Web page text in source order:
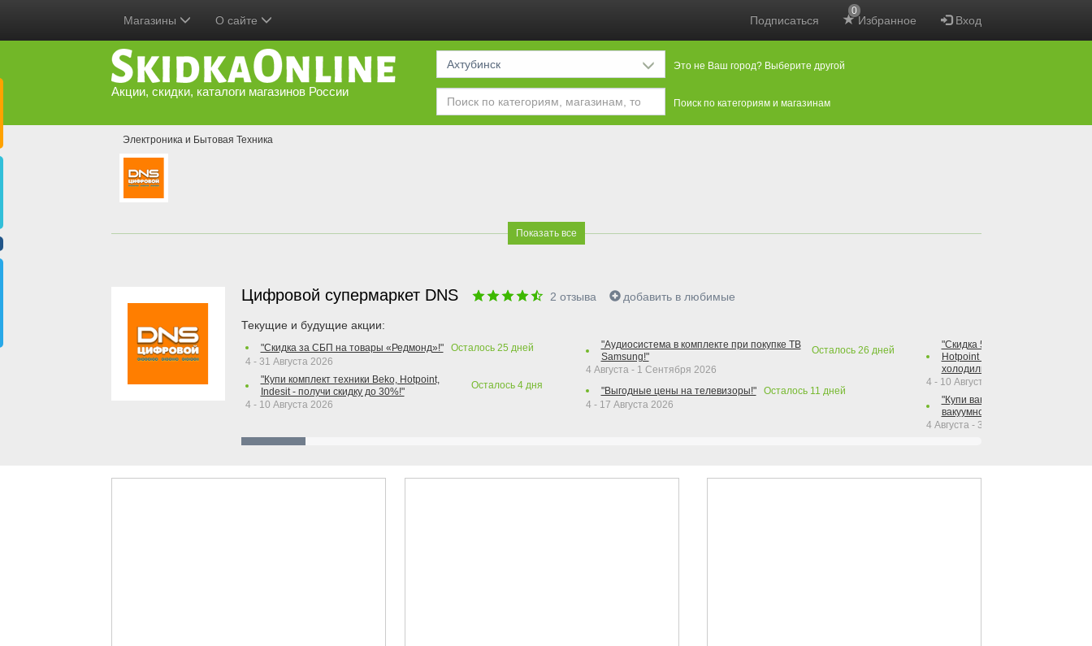
Подписаться Избранное
0
Вход
Магазины О сайте
Акции, скидки, каталоги магазинов России
Ахтубинск Это не Ваш город? Выберите другой
Поиск по категориям и магазинам
Электроника и Бытовая Техника
Показать все
Цифровой супермаркет DNS 2 отзыва добавить в любимые
Текущие и будущие акции:
"Скидка за СБП на товары «Редмонд»!" Осталось 25 дней
4 - 31 Августа 2026
"Купи комплект техники Beko, Hotpoint,
Indesit - получи скидку до 30%!"
Осталось 4дня
4 - 10 Августа 2026
"Аудиосистема в комплекте при покупке ТВ
Samsung!"
Осталось 26 дней
4 Августа - 1 Сентября 2026
"Выгодные цены на телевизоры!"
Осталось 11 дней
4 - 17 Августа 2026
"Скидка 50% на варочную
Hotpoint при покупке духового
холодильника Hotpoint!"
4 - 10 Августа 2026
"Купи вакуумный упаковщик +
вакуумного упаковщика =
4 Августа - 30 Сентября 2026